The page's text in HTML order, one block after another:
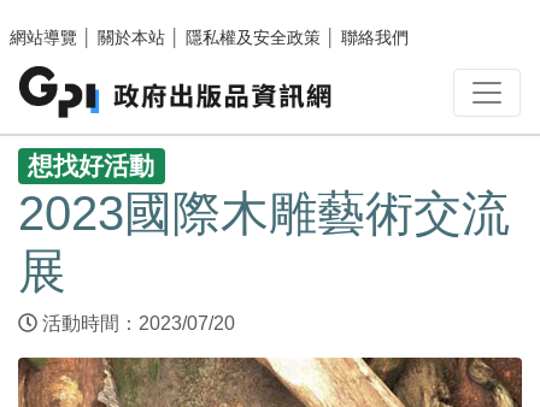
網站導覽
關於本站 隱私權及安全政策 聯絡我們
:::
想找好活動
2023國際木雕藝術交流
展
活動時間：2023/07/20